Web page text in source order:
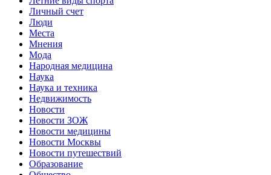
Личный счет
Люди
Места
Мнения
Мода
Народная медицина
Наука
Наука и техника
Недвижимость
Новости
Новости ЗОЖ
Новости медицины
Новости Москвы
Новости путешествий
Образование